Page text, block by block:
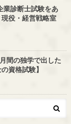
業診断士試験をあ
役・経営戦略室
間の独学で出した
資格試験】